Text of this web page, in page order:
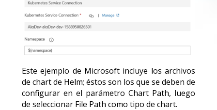
Este ejemplo de Microsoft incluye los archivos
de chart de Helm; éstos son los que se deben de
configurar en el parámetro Chart Path, luego
de seleccionar File Path como tipo de chart.